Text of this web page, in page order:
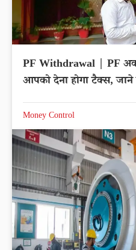
PF Withdrawal | PF
आपको देना होगा टैक्स,
Money Control